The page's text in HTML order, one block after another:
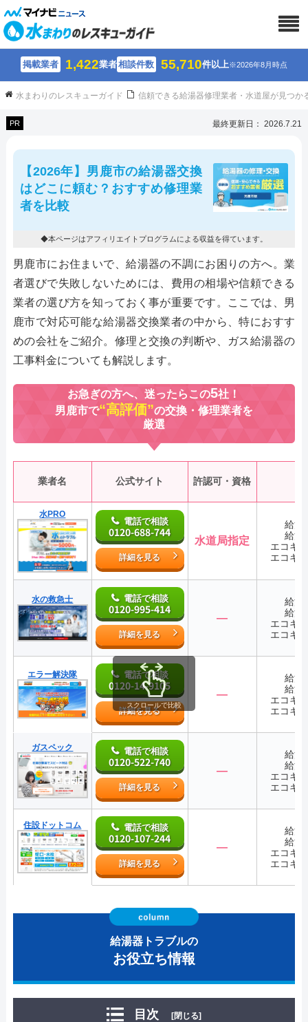
掲載業者 1,422業者相談件数 55,710件以上※2026年8月時点
水まわりのレスキューガイド 信頼できる給湯器修理業者・水道屋が見つか
PR 最終更新日： 2026.7.21
【2026年】男鹿市の給湯器交換
はどこに頼む？おすすめ修理業
者を比較
◆本ページはアフィリエイトプログラムによる収益を得ています。
男鹿市にお住まいで、給湯器の不調にお困りの方へ。業
者選びで失敗しないためには、費用の相場や信頼できる
業者の選び方を知っておく事が重要です。ここでは、男
鹿市で対応可能な給湯器交換業者の中から、特におすす
めの会社をご紹介。修理と交換の判断や、ガス給湯器の
工事料金についても解説します。
お急ぎの方へ、迷ったらこの5社！
男鹿市で“高評価”の交換・修理業者を
厳選
業者名 公式サイト 許認可・資格
水PRO
電話で相談
0120-688-744
詳細を見る
水道局指定
給湯
給湯
エコキ
エコキ
水の救急士 電話で相談
0120-995-414
詳細を見る
―
給湯
給湯
エコキ
エコキ
エラー解決隊 電話で相談
0120-14-9105
詳細を見る
―
給湯
給湯
エコキ
エコキ
ガスペック 電話で相談
0120-522-740
詳細を見る
―
給湯
給湯
エコキ
エコキ
住設ドットコム 電話で相談
0120-107-244
詳細を見る
―
給湯
給湯
エコキ
エコキ
スクロールで比較
給湯器トラブルの
お役立ち情報
目次 [閉じる]